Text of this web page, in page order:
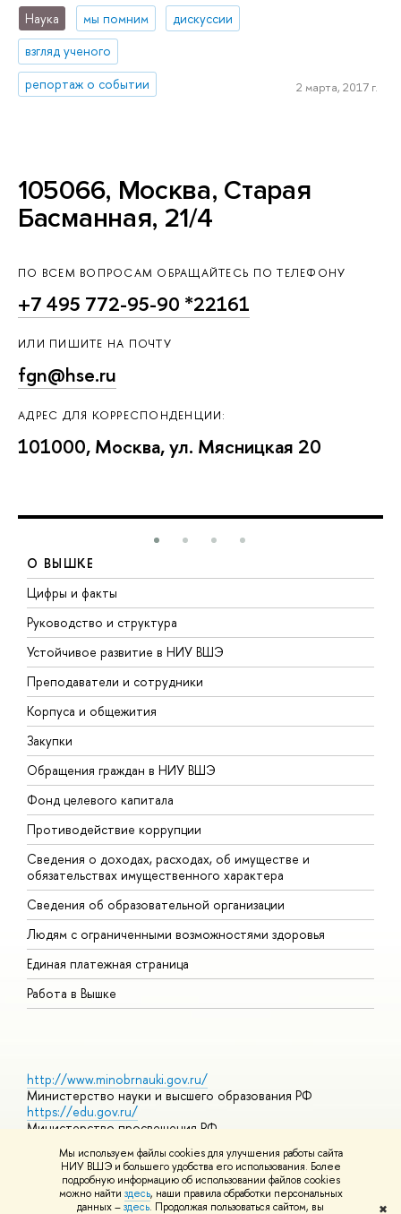
Мы используем файлы cookies для улучшения работы сайта
НИУ ВШЭ и большего удобства его использования. Более
подробную информацию об использовании файлов cookies
можно найти здесь, наши правила обработки персональных
данных –здесь. Продолжая пользоваться сайтом, вы
✖
Наука мы помним
дискуссии
взгляд ученого
репортаж о событии
2 марта, 2017 г.
105066, Москва, Старая
Басманная, 21/4
ПО ВСЕМ ВОПРОСАМ ОБРАЩАЙТЕСЬ ПО ТЕЛЕФОНУ
+7 495 772-95-90 *22161
ИЛИ ПИШИТЕ НА ПОЧТУ
fgn@hse.ru
АДРЕС ДЛЯ КОРРЕСПОНДЕНЦИИ:
101000, Москва, ул. Мясницкая 20
О ВЫШКЕ
Цифры и факты
Руководство и структура
Устойчивое развитие в НИУ ВШЭ
Преподаватели и сотрудники
Корпуса и общежития
Закупки
Обращения граждан в НИУ ВШЭ
Фонд целевого капитала
Противодействие коррупции
Сведения о доходах, расходах, об имуществе и
обязательствах имущественного характера
Сведения об образовательной организации
Людям с ограниченными возможностями здоровья
Единая платежная страница
Работа в Вышке
http://www.minobrnauki.gov.ru/
Министерство науки и высшего образования РФ
https://edu.gov.ru/
Министерство просвещения РФ
https://elearning.hse.ru/mooc
Массовые открытые онлайн-курсы